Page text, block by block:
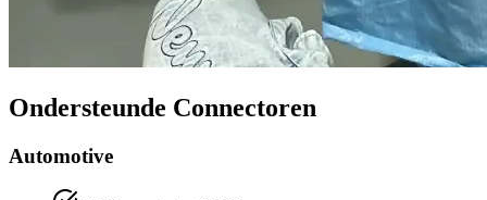
Ondersteunde Connectoren
Automotive